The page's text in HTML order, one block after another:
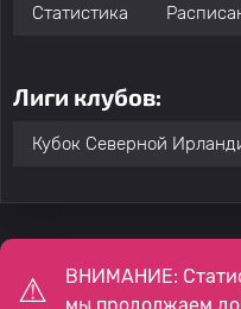
Статистика
Лиги клубов:
Кубок Северной
ВНИМАНИЕ:
мы продолжаем